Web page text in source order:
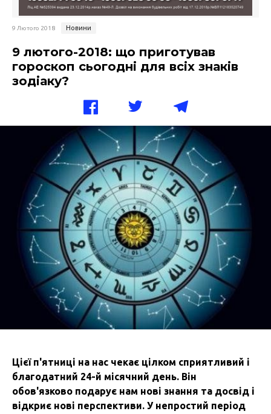
9 Лютого 2018 Новини
9 лютого-2018: що приготував
гороскоп сьогодні для всіх знаків
зодіаку?
Цієї п'ятниці на нас чекає цілком сприятливий і
благодатний 24-й місячний день. Він
обов'язково подарує нам нові знання та досвід і
відкриє нові перспективи. У непростий період